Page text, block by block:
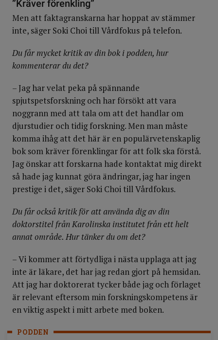
”Kräver förenkling”
Men att faktagranskarna har hoppat av stämmer
inte, säger Soki Choi till Vårdfokus på telefon.
Du får mycket kritik av din bok i podden, hur
kommenterar du det?
– Jag har velat peka på spännande
spjutspetsforskning och har försökt att vara
noggrann med att tala om att det handlar om
djurstudier och tidig forskning. Men man måste
komma ihåg att det här är en populärvetenskaplig
bok som kräver förenklingar för att folk ska förstå.
Jag önskar att forskarna hade kontaktat mig direkt
så hade jag kunnat göra ändringar, jag har ingen
prestige i det, säger Soki Choi till Vårdfokus.
Du får också kritik för att använda dig av din
doktorstitel från Karolinska institutet från ett helt
annat område. Hur tänker du om det?
– Vi kommer att förtydliga i nästa upplaga att jag
inte är läkare, det har jag redan gjort på hemsidan.
Att jag har doktorerat tycker både jag och förlaget
är relevant eftersom min forskningskompetens är
en viktig aspekt i mitt arbete med boken.
PODDEN